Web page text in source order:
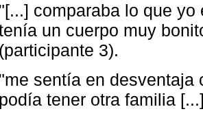
"[...] comparaba lo que
un cuerpo muy
(participante 3).
"me sentía en desventaja
podía tener otra familia